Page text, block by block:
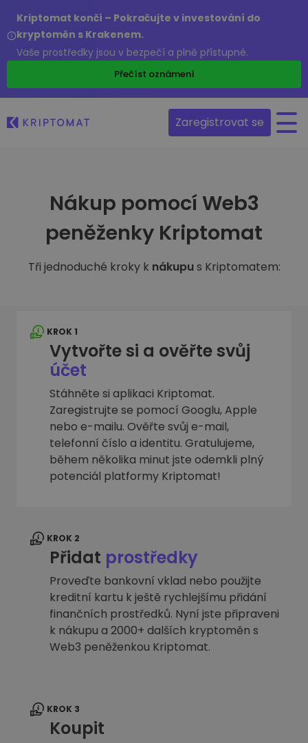
Kriptomat končí – Pokračujte v investování do
kryptoměn s Krakenem.
Vaše prostředky jsou v bezpečí a plně přístupné.
Přečíst oznámení
Zaregistrovat se
Nákup pomocí Web3
peněženky Kriptomat
Tři jednoduché kroky k nákupus Kriptomatem:
KROK 1
Vytvořte si a ověřte svůj
účet
Stáhněte si aplikaci Kriptomat.
Zaregistrujte se pomocí Googlu, Apple
nebo e-mailu. Ověřte svůj e-mail,
telefonní číslo a identitu. Gratulujeme,
během několika minut jste odemkli plný
potenciál platformy Kriptomat!
KROK 2
Přidat prostředky
Proveďte bankovní vklad nebo použijte
kreditní kartu k ještě rychlejšímu přidání
finančních prostředků. Nyní jste připraveni
k nákupu a 2000+ dalších kryptoměn s
Web3 peněženkou Kriptomat.
KROK 3
Koupit